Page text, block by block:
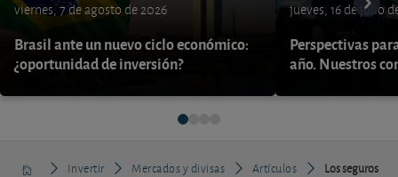
viernes, 7 de agosto de 2026
Brasil ante un nuevo ciclo económico:
¿oportunidad de inversión?
jueves, 16 de julio
Perspectivas
año. Nuestros
Invertir Mercados y divisas Artículos
Los seguros